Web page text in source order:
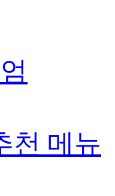
천 메뉴